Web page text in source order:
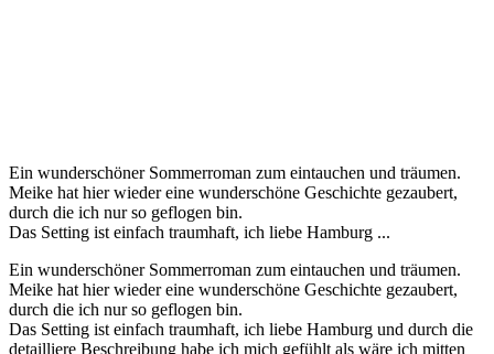
Ein wunderschöner Sommerroman zum eintauchen und träumen.
Meike hat hier wieder eine wunderschöne Geschichte gezaubert,
durch die ich nur so geflogen bin.
Das Setting ist einfach traumhaft, ich liebe Hamburg ...
Ein wunderschöner Sommerroman zum eintauchen und träumen.
Meike hat hier wieder eine wunderschöne Geschichte gezaubert,
durch die ich nur so geflogen bin.
Das Setting ist einfach traumhaft, ich liebe Hamburg und durch die
detailliere Beschreibung habe ich mich gefühlt als wäre ich mitten